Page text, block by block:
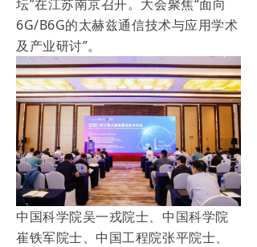
坛”在江苏南京召开。大会聚焦“面向
6G/B6G的太赫兹通信技术与应用学术
及产业研讨”。
中国科学院吴一戎院士、中国科学院
崔铁军院士、中国工程院张平院士、